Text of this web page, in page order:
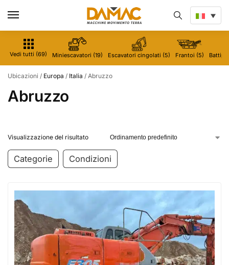
Vedi tutti (69) Miniescavatori (19) Escavatori cingolati (5) Frantoi (5)
Ubicazioni / Europa / Italia / Abruzzo
Abruzzo
Visualizzazione del risultato
Categorie Condizioni